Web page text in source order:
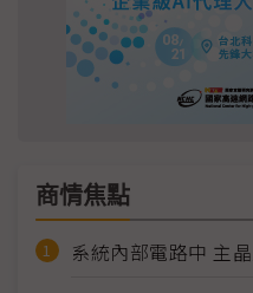
商情焦點
系統內部電路中 主